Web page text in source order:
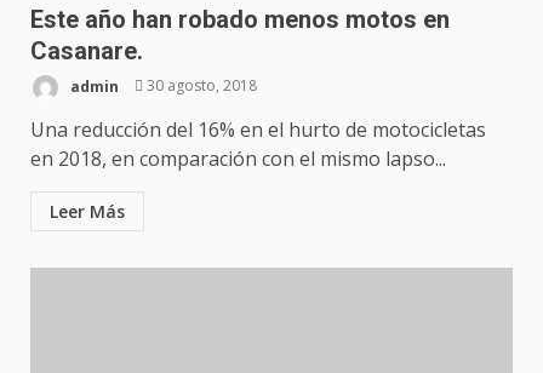
Este año han robado menos motos en
Casanare.
admin 30 agosto, 2018
Una reducción del 16% en el hurto de motocicletas
en 2018, en comparación con el mismo lapso...
Leer Más